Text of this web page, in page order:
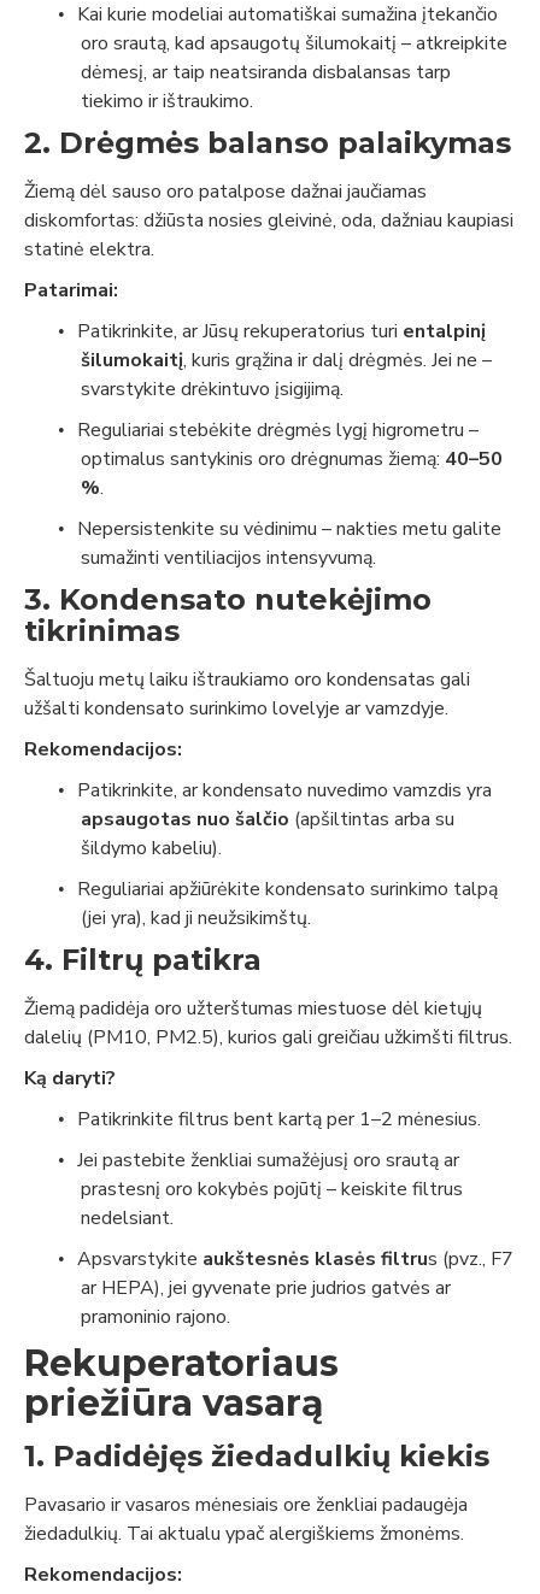
•
Kai kurie modeliai automatiškai sumažina įtekančio
oro srautą, kad apsaugotų šilumokaitį – atkreipkite
dėmesį, ar taip neatsiranda disbalansas tarp
tiekimo ir ištraukimo.
2. Drėgmės balanso palaikymas
Žiemą dėl sauso oro patalpose dažnai jaučiamas
diskomfortas: džiūsta nosies gleivinė, oda, dažniau kaupiasi
statinė elektra.
Patarimai:
• Patikrinkite, ar Jūsų rekuperatorius turi entalpinį
šilumokaitį, kuris grąžina ir dalį drėgmės. Jei ne –
svarstykite drėkintuvo įsigijimą.
•
Reguliariai stebėkite drėgmės lygį higrometru –
optimalus santykinis oro drėgnumas žiemą: 40–50
%.
•
Nepersistenkite su vėdinimu – nakties metu galite
sumažinti ventiliacijos intensyvumą.
3. Kondensato nutekėjimo
tikrinimas
Šaltuoju metų laiku ištraukiamo oro kondensatas gali
užšalti kondensato surinkimo lovelyje ar vamzdyje.
Rekomendacijos:
•
Patikrinkite, ar kondensato nuvedimo vamzdis yra
apsaugotas nuo šalčio (apšiltintas arba su
šildymo kabeliu).
•
Reguliariai apžiūrėkite kondensato surinkimo talpą
(jei yra), kad ji neužsikimštų.
4. Filtrų patikra
Žiemą padidėja oro užterštumas miestuose dėl kietųjų
dalelių (PM10, PM2.5), kurios gali greičiau užkimšti filtrus.
Ką daryti?
• Patikrinkite filtrus bent kartą per 1–2 mėnesius.
•
Jei pastebite ženkliai sumažėjusį oro srautą ar
prastesnį oro kokybės pojūtį – keiskite filtrus
nedelsiant.
• Apsvarstykite aukštesnės klasės filtrus (pvz., F7
ar HEPA), jei gyvenate prie judrios gatvės ar
pramoninio rajono.
Rekuperatoriaus
priežiūra vasarą
1. Padidėjęs žiedadulkių kiekis
Pavasario ir vasaros mėnesiais ore ženkliai padaugėja
žiedadulkių. Tai aktualu ypač alergiškiems žmonėms.
Rekomendacijos: